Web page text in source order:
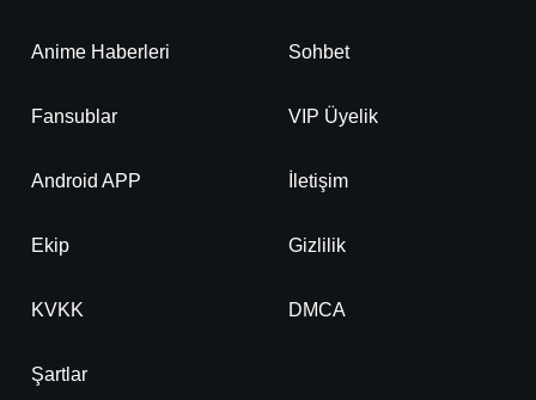
Anime Haberleri Sohbet
Fansublar VIP Üyelik
Android APP İletişim
Ekip Gizlilik
KVKK DMCA
Şartlar